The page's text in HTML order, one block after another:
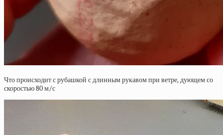
Что происходит с рубашкой с длинным рукавом при ветре, дующем со
скоростью 80 м/с